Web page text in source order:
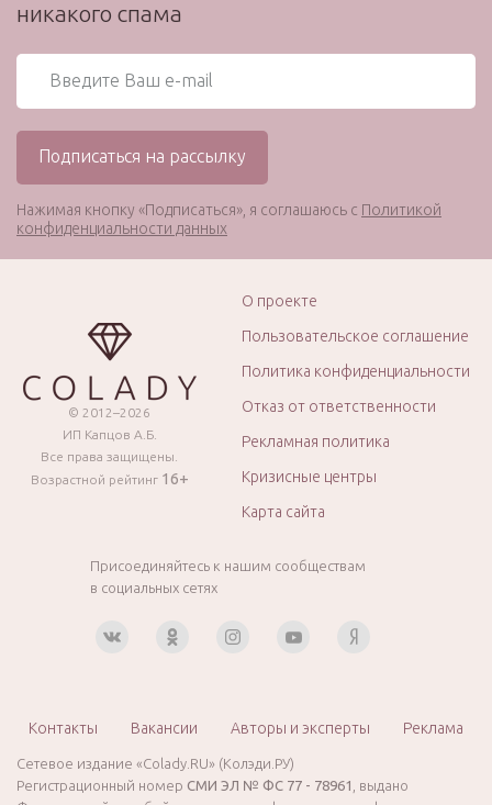
никакого спама
Нажимая кнопку «Подписаться», я соглашаюсь с Политикой
конфиденциальности данных
© 2012–2026
ИП Капцов А.Б.
Все права защищены.
Возрастной рейтинг 16+
О проекте
Пользовательское соглашение
Политика конфиденциальности
Отказ от ответственности
Рекламная политика
Кризисные центры
Карта сайта
Присоединяйтесь к нашим сообществам
в социальных сетях
Контакты Вакансии Авторы и эксперты Реклама
Сетевое издание «Colady.RU» (Колэди.РУ)
Регистрационный номер СМИ ЭЛ № ФС 77 - 78961
, выдано